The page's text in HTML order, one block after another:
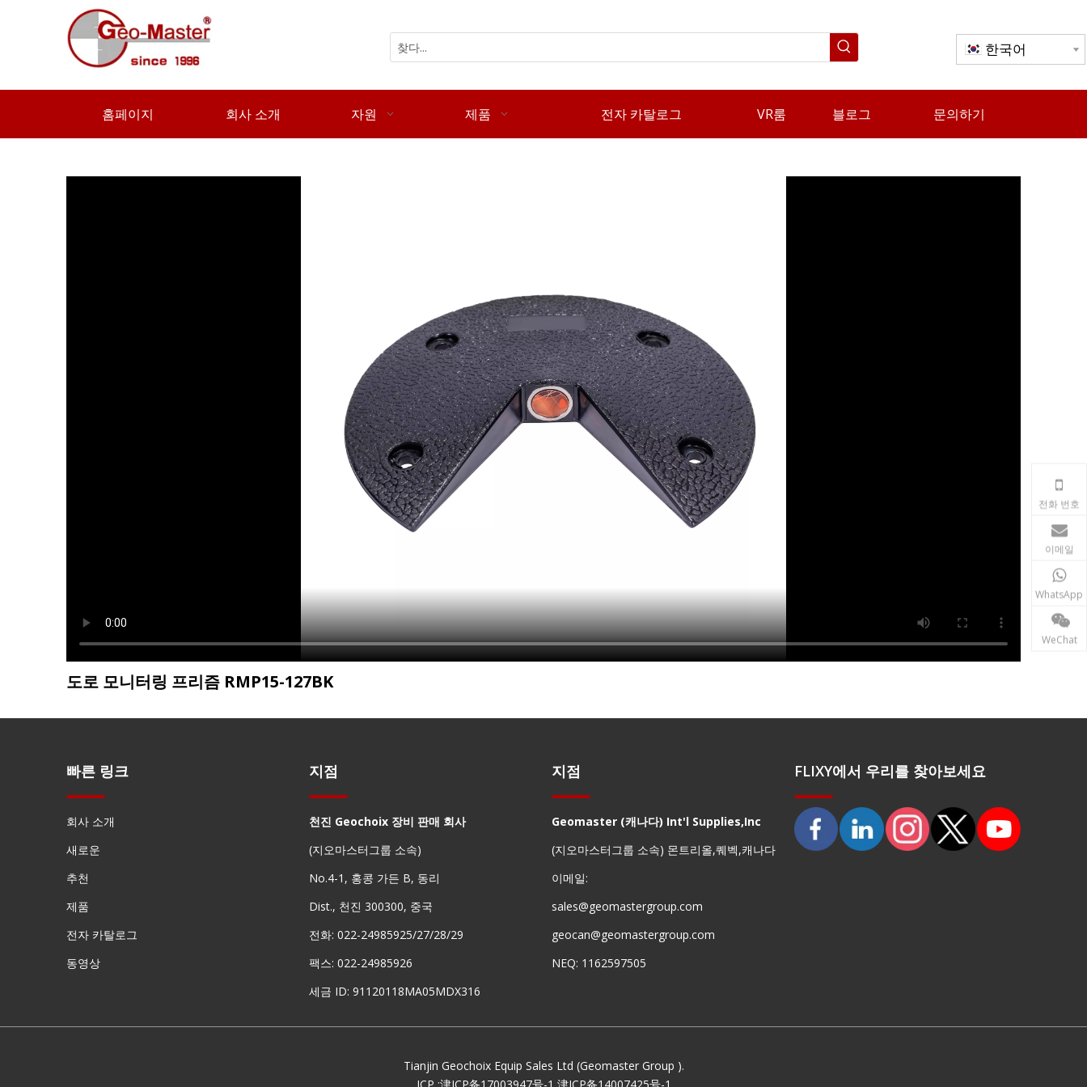
한국어
홈페이지 회사 소개 자원 제품 전자 카탈로그 VR룸 블로그 문의하기
도로 모니터링 프리즘 RMP15-127BK
빠른 링크
회사 소개
새로운
추천
제품
전자 카탈로그
동영상
전화 번호
이메일
WhatsApp
WeChat
지점
천진 Geochoix 장비 판매 회사
(지오마스터그룹 소속)
No.4-1, 홍콩 가든 B, 동리
Dist., 천진 300300, 중국
전화: 022-24985925/27/28/29
팩스: 022-24985926
세금 ID: 91120118MA05MDX316
지점
Geomaster (캐나다) Int'l Supplies,Inc
(지오마스터그룹 소속) 몬트리올,퀘벡,캐나다
이메일:
sales@geomastergroup.com
geocan@geomastergroup.com
NEQ: 1162597505
FLIXY에서 우리를 찾아보세요
Tianjin Geochoix Equip Sales Ltd (Geomaster Group ).